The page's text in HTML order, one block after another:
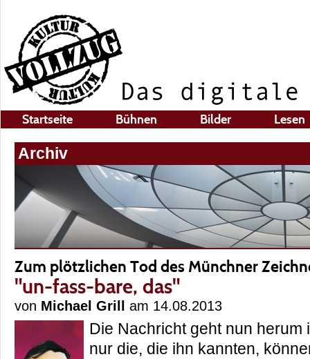
Startseite Bühnen Bilder Lesen
Archiv
Zum plötzlichen Tod des Münchner
"un-fass-bare, das"
von Michael Grill am 14.08.2013
Die Nachricht geht nun herum
nur die, die ihn kannten,